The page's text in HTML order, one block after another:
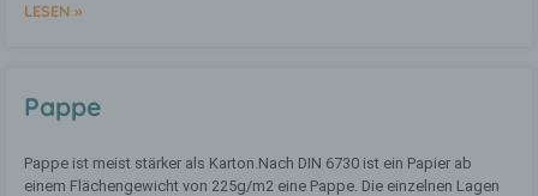
LESEN »
Pappe
Pappe ist meist stärker als Karton.Nach DIN 6730 ist ein Papier ab
einem Flächengewicht von 225g/m2 eine Pappe. Die einzelnen Lagen
Verknüpfung, die Einschränkung, das